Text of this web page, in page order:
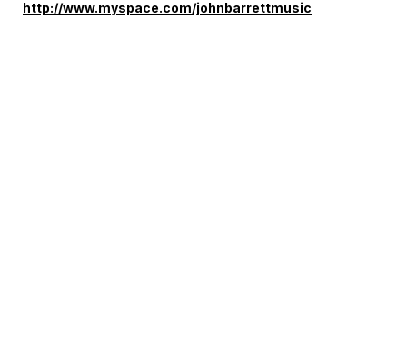
http://www.myspace.com/johnbarrettmusic